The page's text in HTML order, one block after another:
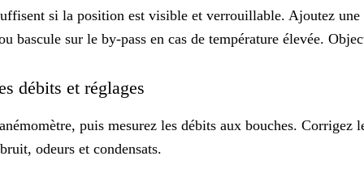
si la position est visible et verrouillable. Ajoutez
bascule sur le by-pass en cas de température élevée.
débits et réglages
puis mesurez les débits aux bouches. Corrigez
odeurs et condensats.